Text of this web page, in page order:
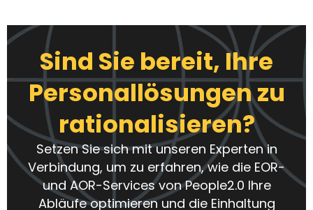
Sind Sie bereit, Ihre
Personallösungen zu
rationalisieren?
Setzen Sie sich mit unseren Experten in
Verbindung, um zu erfahren, wie die EOR-
und AOR-Services von People2.0 Ihre
Abläufe optimieren und die Einhaltung